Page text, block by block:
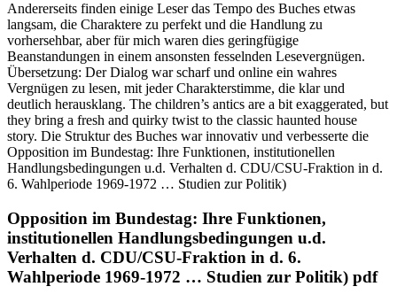
Andererseits finden einige Leser das Tempo des Buches etwas
langsam, die Charaktere zu perfekt und die Handlung zu
vorhersehbar, aber für mich waren dies geringfügige
Beanstandungen in einem ansonsten fesselnden Lesevergnügen.
Übersetzung: Der Dialog war scharf und online ein wahres
Vergnügen zu lesen, mit jeder Charakterstimme, die klar und
deutlich herausklang. The children’s antics are a bit exaggerated, but
they bring a fresh and quirky twist to the classic haunted house
story. Die Struktur des Buches war innovativ und verbesserte die
Opposition im Bundestag: Ihre Funktionen, institutionellen
Handlungsbedingungen u.d. Verhalten d. CDU/CSU-Fraktion in d.
6. Wahlperiode 1969-1972 … Studien zur Politik)
Opposition im Bundestag: Ihre Funktionen,
institutionellen Handlungsbedingungen u.d.
Verhalten d. CDU/CSU-Fraktion in d. 6.
Wahlperiode 1969-1972 … Studien zur Politik) pdf